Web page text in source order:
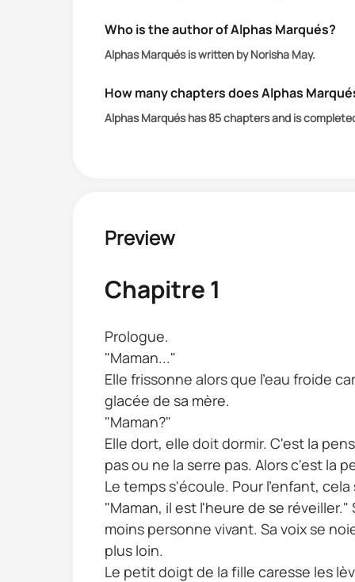
"Q-quoi ?"
Mes lèvres tremblent.
Ses yeux se posent sur mes lèvres.
"Parce que... je suis indésirable pour
"Les hommes ? Ce ne sont pas des
Je frissonne, une sensation brûlante
Who is the author of Alphas Marqués?
Alphas Marqués is written by Norisha May.
How many chapters does Alphas
Alphas Marqués has 85 chapters and is
Preview
Chapitre 1
Prologue.
"Maman..."
Elle frissonne alors que l'eau froide
glacée de sa mère.
"Maman?"
Elle dort, elle doit dormir. C'est la
pas ou ne la serre pas. Alors c'est la
Le temps s'écoule. Pour l'enfant,
"Maman, il est l'heure de se
moins personne vivant. Sa voix se
plus loin.
Le petit doigt de la fille caresse les